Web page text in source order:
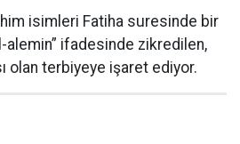
isimleri Fatiha suresinde bir
alemin” ifadesinde zikredilen,
olan terbiyeye işaret ediyor.